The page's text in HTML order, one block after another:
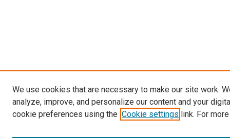
We use cookies that are necessary to make our site work.
analyze, improve, and personalize our content and your
cookie preferences using the Cookie settings link. For